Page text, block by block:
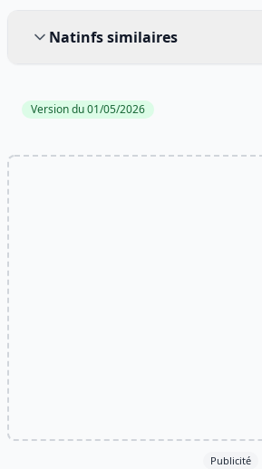
Natinfs similaires
Version du 01/05/2026
Publicité